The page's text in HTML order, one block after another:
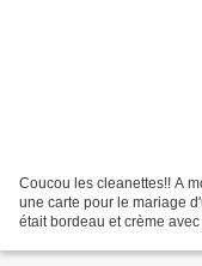
Coucou les cleanettes!! A
une carte pour le mariage
était bordeau et crème